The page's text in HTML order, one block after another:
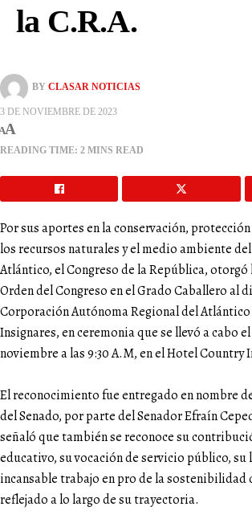
la C.R.A.
BY CLASAR NOTICIAS
3 DE NOVIEMBRE DE 2023
A
READING TIME: 2 MINS READ
Por sus aportes en la conservación,
los recursos naturales y el medio ambiente
Atlántico, el Congreso de la República,
Orden del Congreso en el Grado Caballero al
Corporación Autónoma Regional del Atlántico
Insignares, en ceremonia que se llevó a cabo
noviembre a las 9:30 A.M, en el Hotel Country
El reconocimiento fue entregado en nombre
del Senado, por parte del Senador Efraín
señaló que también se reconoce su
educativo, su vocación de servicio público, su
incansable trabajo en pro de la sostenibilidad
reflejado a lo largo de su trayectoria.